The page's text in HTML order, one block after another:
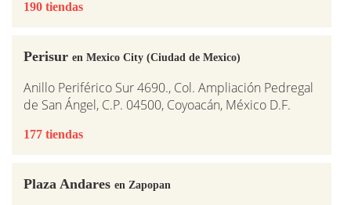
190 tiendas
Perisur en Mexico City (Ciudad de Mexico)
Anillo Periférico Sur 4690., Col. Ampliación Pedregal
de San Ángel, C.P. 04500, Coyoacán, México D.F.
177 tiendas
Plaza Andares en Zapopan